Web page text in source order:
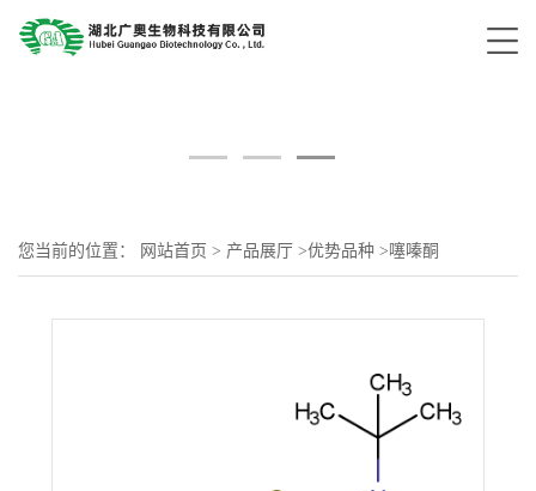
您当前的位置： 网站首页 > 产品展厅 >优势品种 >噻嗪酮